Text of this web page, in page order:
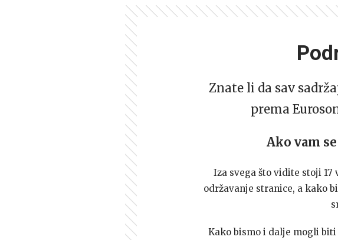
Znate li da sav
prema
Ako vam
Iza svega što vidite stoji
održavanje stranice, a kako
Kako bismo i dalje mogli